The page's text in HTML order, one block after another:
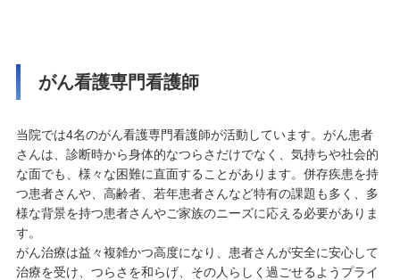
がん看護専門看護師
当院では4名のがん看護専門看護師が活動しています。がん患者
さんは、診断時から身体的なつらさだけでなく、気持ちや社会的
な面でも、様々な困難に直面することがあります。併存疾患を持
つ患者さんや、高齢者、若年患者さんなど特有の課題も多く、多
様な背景を持つ患者さんやご家族のニーズに応える必要がありま
す。
がん治療は益々複雑かつ高度になり、患者さんが安全に安心して
治療を受け、つらさを和らげ、その人らしく過ごせるようプライ